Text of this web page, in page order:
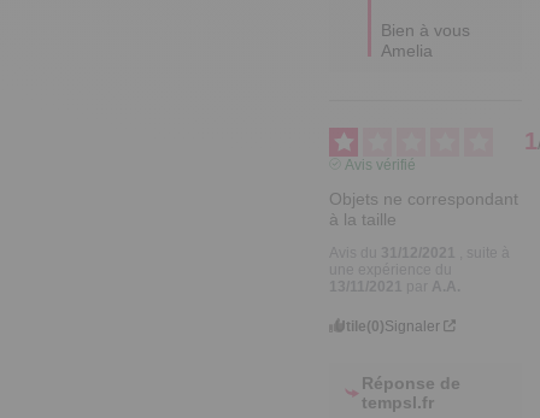
Bien à vous
Amelia
1
Avis vérifié
Objets ne correspondant
à la taille
Utile(0)Signaler
Réponse de
tempsl.fr